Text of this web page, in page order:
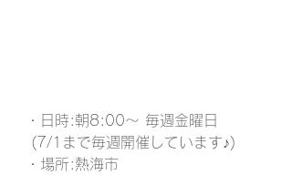
・日時:朝8:00～ 毎週金曜日
(7/1まで毎週開催しています♪)
・場所:熱海市